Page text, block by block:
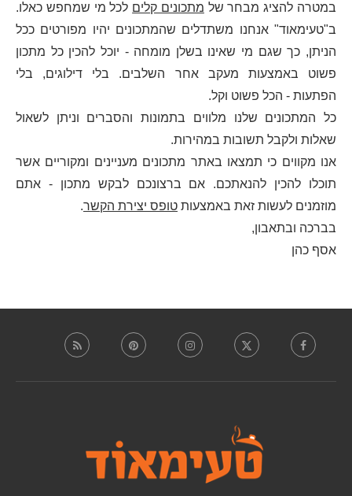
במטרה להציג מבחר של מתכונים קלים לכל מי שמחפש כאלו.
ב"טעימאוד" אנחנו משתדלים שהמתכונים יהיו מפורטים ככל
הניתן, כך שגם מי שאינו בשלן מומחה - יוכל להכין כל מתכון
פשוט באמצעות מעקב אחר השלבים. בלי דילוגים, בלי
הפתעות - הכל פשוט וקל.
כל המתכונים שלנו מלווים בתמונות והסברים וניתן לשאול
שאלות ולקבל תשובות במהירות.
אנו מקווים כי תמצאו באתר מתכונים מעניינים ומקוריים אשר
תוכלו להכין להנאתכם. אם ברצונכם לבקש מתכון - אתם
מוזמנים לעשות זאת באמצעות טופס יצירת הקשר.
בברכה ובתאבון,
אסף כהן